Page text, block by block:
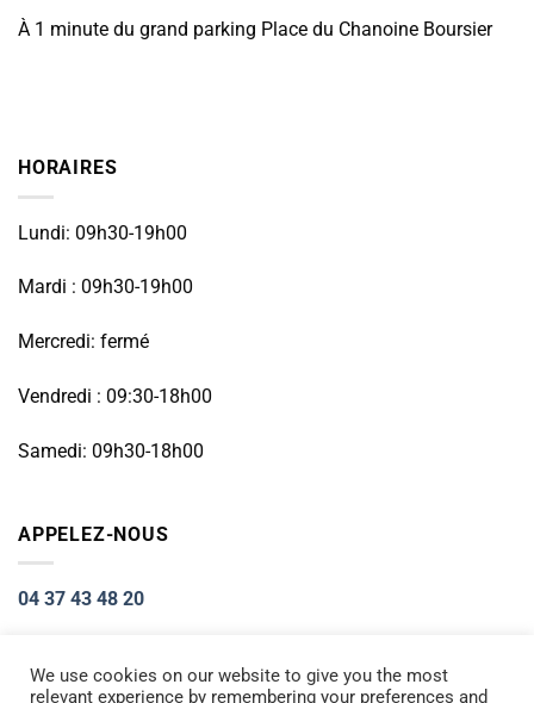
À 1 minute du grand parking Place du Chanoine Boursier
HORAIRES
Lundi: 09h30-19h00
Mardi : 09h30-19h00
Mercredi: fermé
Vendredi : 09:30-18h00
Samedi: 09h30-18h00
APPELEZ-NOUS
04 37 43 48 20
We use cookies on our website to give you the most
relevant experience by remembering your preferences and